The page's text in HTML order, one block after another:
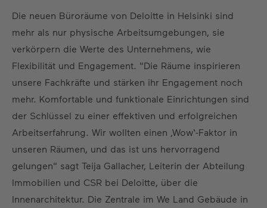
Die neuen Büroräume von Deloitte in Helsinki sind
mehr als nur physische Arbeitsumgebungen, sie
verkörpern die Werte des Unternehmens, wie
Flexibilität und Engagement. "Die Räume inspirieren
unsere Fachkräfte und stärken ihr Engagement noch
mehr. Komfortable und funktionale Einrichtungen sind
der Schlüssel zu einer effektiven und erfolgreichen
Arbeitserfahrung. Wir wollten einen ‚Wow‘-Faktor in
unseren Räumen, und das ist uns hervorragend
gelungen" sagt Teija Gallacher, Leiterin der Abteilung
Immobilien und CSR bei Deloitte, über die
Innenarchitektur. Die Zentrale im We Land Gebäude in